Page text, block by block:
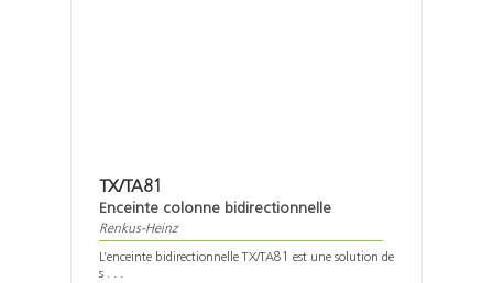
TX/TA81
Enceinte colonne bidirectionnelle
Renkus-Heinz
L’enceinte bidirectionnelle TX/TA81 est une solution de
s . . .